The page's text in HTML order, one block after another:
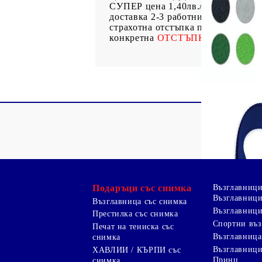
СУПЕР цена 1,40лв./бр. без ДДС
доставка 2-3 работни дни Не са
страхотна отстъпка при срок за
конкретна ОТСТЪПКА за
Подаръци със снимка
Възглавница със снимка
Престилка със снимка
Печат на тениска със
снимка
ХАВЛИИ / КЪРПИ със
Спортни
Принц